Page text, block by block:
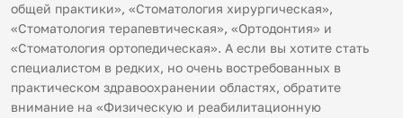
общей практики», «Стоматология хирургическая»,
«Стоматология терапевтическая», «Ортодонтия» и
«Стоматология ортопедическая». А если вы хотите стать
специалистом в редких, но очень востребованных в
практическом здравоохранении областях, обратите
внимание на «Физическую и реабилитационную